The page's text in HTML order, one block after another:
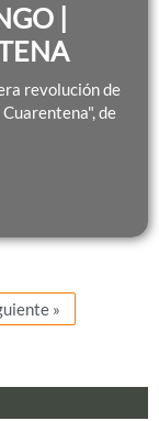
|
revolución de
de
»